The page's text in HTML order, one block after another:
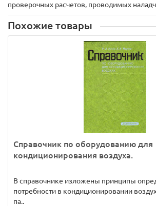
проверочных расчетов, проводимых
Похожие товары
Справочник по оборудованию для
кондиционирования воздуха.
В справочнике изложены принципы
потребности в кондиционировании
па..